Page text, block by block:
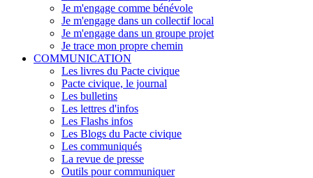
Je m'engage comme bénévole
Je m'engage dans un collectif local
Je m'engage dans un groupe projet
Je trace mon propre chemin
COMMUNICATION
Les livres du Pacte civique
Pacte civique, le journal
Les bulletins
Les lettres d'infos
Les Flashs infos
Les Blogs du Pacte civique
Les communiqués
La revue de presse
Outils pour communiquer